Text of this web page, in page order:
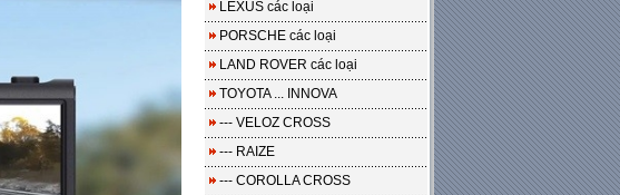
LEXUS các loại
PORSCHE các loại
LAND ROVER các loại
TOYOTA ... INNOVA
--- VELOZ CROSS
--- RAIZE
--- COROLLA CROSS